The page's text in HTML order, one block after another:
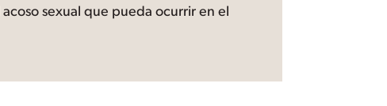
sexual que pueda ocurrir en el